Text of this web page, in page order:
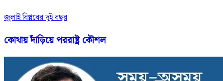
জুলাই বিপ্লবের দুই বছর
কোথায় দাঁড়িয়ে পররাষ্ট্র কৌশল